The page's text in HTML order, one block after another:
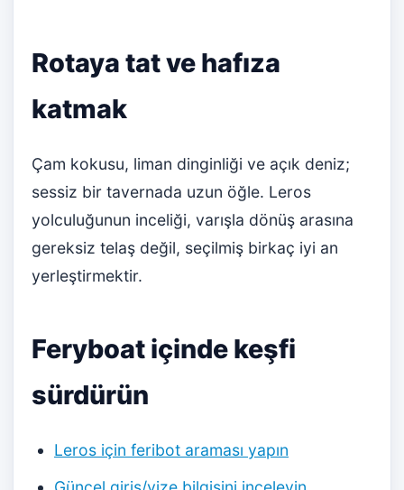
Rotaya tat ve hafıza
katmak
Çam kokusu, liman dinginliği ve açık deniz;
sessiz bir tavernada uzun öğle. Leros
yolculuğunun inceliği, varışla dönüş arasına
gereksiz telaş değil, seçilmiş birkaç iyi an
yerleştirmektir.
Feryboat içinde keşfi
sürdürün
Leros için feribot araması yapın